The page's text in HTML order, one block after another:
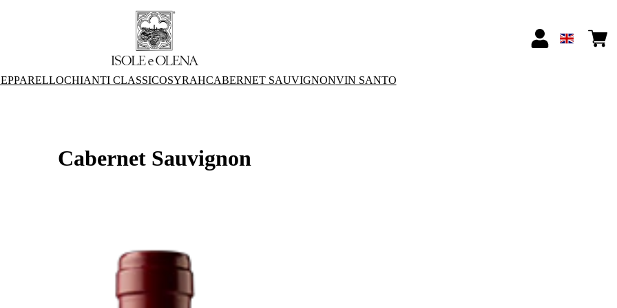
CHIANTI CLASSICOSYRAHCABERNET SAUVIGNONVIN SANTO
Cabernet Sauvignon